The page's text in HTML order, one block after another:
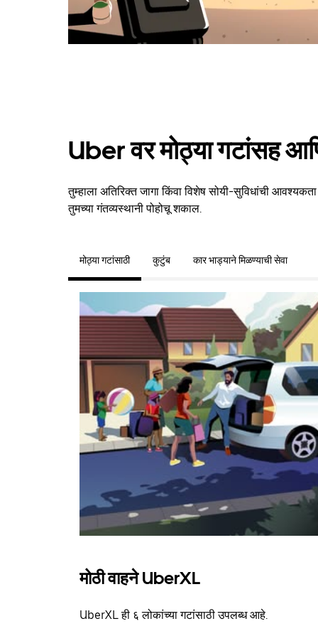
Uber वर मोठ्या गटांसह
तुम्हाला अतिरिक्त जागा किंवा विशेष सोयी-सुविधांची
तुमच्या गंतव्यस्थानी पोहोचू शकाल.
मोठ्या गटांसाठी कुटुंब कार भाड्याने मिळण्याची सेवा
मोठी वाहने UberXL
UberXL ही ६ लोकांच्या गटांसाठी उपलब्ध आहे.